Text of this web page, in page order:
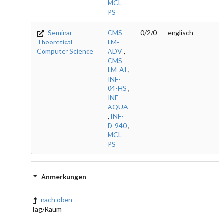
MCL-
PS
Seminar
Theoretical
Computer Science
CMS-
LM-
ADV,
CMS-
LM-AI ,
INF-
04-HS ,
INF-
AQUA
, INF-
D-940,
MCL-
PS
0/2/0 englisch
Anmerkungen
nach oben
Tag/Raum